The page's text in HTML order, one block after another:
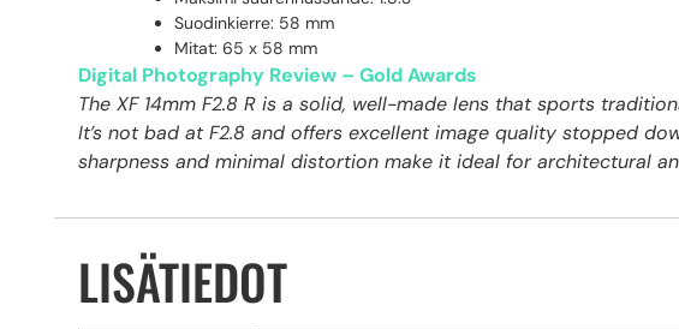
Suodinkierre: 58 mm
Mitat: 65 x 58 mm
Digital Photography Review – Gold Awards
The XF 14mm F2.8 R is a solid, well-made lens that sports
It’s not bad at F2.8 and offers excellent image quality stopped
sharpness and minimal distortion make it ideal for architectural
LISÄTIEDOT